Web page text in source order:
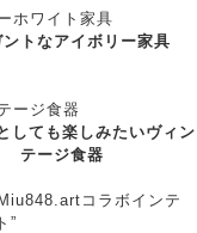
ントなアイボリー家具
しても楽しみたいヴィン
テージ食器